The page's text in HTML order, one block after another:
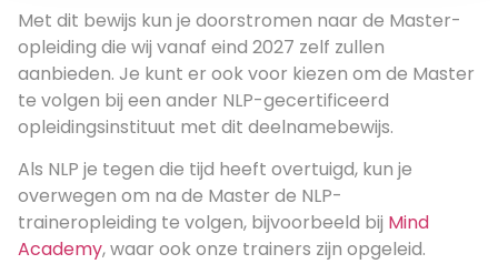
Met dit bewijs kun je doorstromen naar de Master-
opleiding die wij vanaf eind 2027 zelf zullen
aanbieden. Je kunt er ook voor kiezen om de Master
te volgen bij een ander NLP-gecertificeerd
opleidingsinstituut met dit deelnamebewijs.
Als NLP je tegen die tijd heeft overtuigd, kun je
overwegen om na de Master de NLP-
traineropleiding te volgen, bijvoorbeeld bij Mind
Academy, waar ook onze trainers zijn opgeleid.